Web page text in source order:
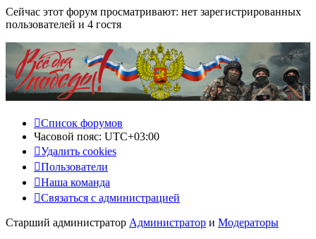
Сейчас этот форум просматривают: нет зарегистрированных
пользователей и 4 гостя
Список форумов
Часовой пояс: UTC+03:00
Удалить cookies
Пользователи
Наша команда
Связаться с администрацией
Старший администратор Администратор и Модераторы